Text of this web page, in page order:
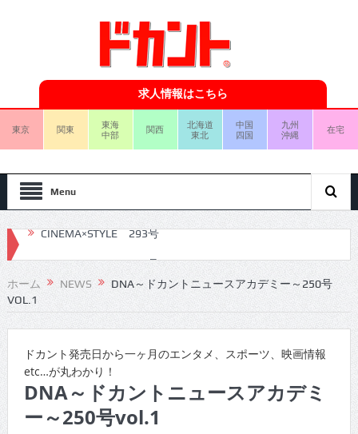
求人情報はこちら
東京 関東
東海
中部
関西
北海道
東北
中国
四国
九州
沖縄
在宅
Menu
CINEMA×STYLE 291号
CINEMA×STYLE 290号
CINEMA×STYLE 288号
CINEMA×STYLE 287号
CINEMA×STYLE 286号
ホーム NEWS
DNA～ドカントニュースアカデミー～250号
VOL.1
ドカント発売日から一ヶ月のエンタメ、スポーツ、映画情報
etc…が丸わかり！
DNA～ドカントニュースアカデミ
ー～250号vol.1